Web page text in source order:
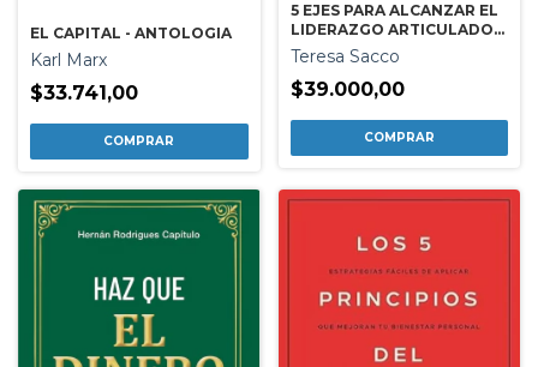
EL CAPITAL - ANTOLOGIA
Karl Marx
$33.741,00
5 EJES PARA ALCANZAR EL
LIDERAZGO ARTICULADO
INTEGRAL
Teresa Sacco
$39.000,00